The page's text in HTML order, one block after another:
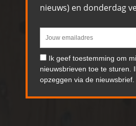
nieuws) en donderdag
Ik geef toestemming om
nieuwsbrieven toe te sturen.
opzeggen via de nieuwsbrief.